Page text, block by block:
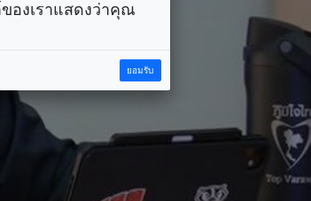
องเราแสดงว่าคุณ
ยอมรับ